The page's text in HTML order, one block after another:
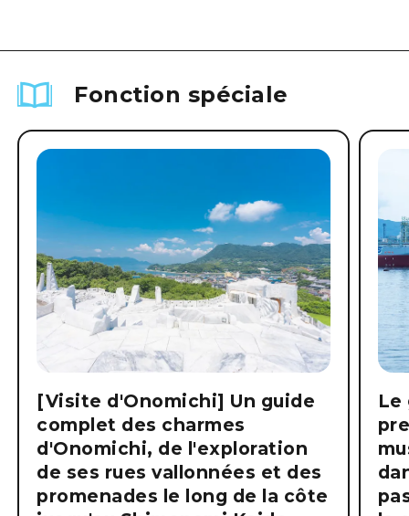
Fonction spéciale
[Visite d'Onomichi] Un guide
complet des charmes
d'Onomichi, de l'exploration
de ses rues vallonnées et des
promenades le long de la côte
Le